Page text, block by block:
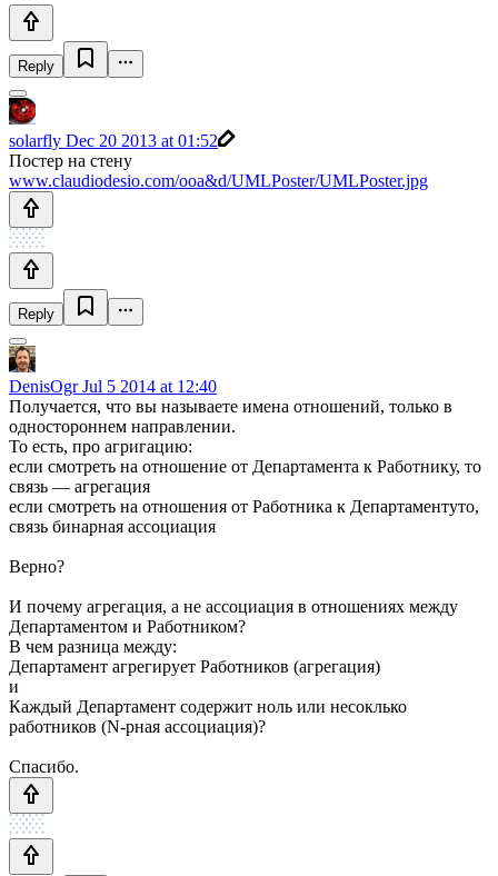
Reply
solarfly Dec 20 2013 at 01:52
Постер на стену
www.claudiodesio.com/ooa&d/UMLPoster/UMLPoster.jpg
Reply
DenisOgrJul 5 2014 at 12:40
Получается, что вы называете имена отношений, только в
одностороннем направлении.
То есть, про агригацию:
если смотреть на отношение от Департамента к Работнику, то
связь — агрегация
если смотреть на отношения от Работника к Департаментуто,
связь бинарная ассоциация
Верно?
И почему агрегация, а не ассоциация в отношениях между
Департаментом и Работником?
В чем разница между:
Департамент агрегирует Работников (агрегация)
и
Каждый Департамент содержит ноль или несоклько
работников (N-рная ассоциация)?
Спасибо.